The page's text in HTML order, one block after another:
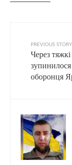
PREVIOUS STORY
Через
оборонця